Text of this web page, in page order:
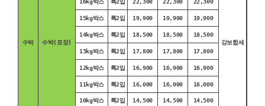
수박 수박(포장) 강보합세
16kg박스 특2입 22,300 22,300 22,300
15kg박스 특2입 19,900 19,900 19,900
14kg박스 특2입 18,500 18,500 18,500
13kg박스 특2입 17,800 17,800 17,800
12kg박스 특2입 16,900 16,900 16,900
11kg박스 특2입 16,000 16,000 16,000
10kg박스 특2입 14,500 14,500 14,500